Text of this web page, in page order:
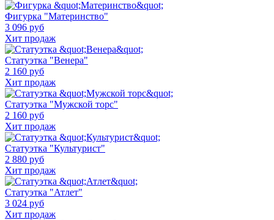
Фигурка "Материнство"
3 096 руб
Хит продаж
Статуэтка "Венера"
2 160 руб
Хит продаж
Статуэтка "Мужской торс"
2 160 руб
Хит продаж
Статуэтка "Культурист"
2 880 руб
Хит продаж
Статуэтка "Атлет"
3 024 руб
Хит продаж